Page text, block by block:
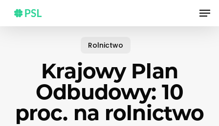
main
Rolnictwo
Krajowy Plan
Odbudowy: 10
proc. na rolnictwo